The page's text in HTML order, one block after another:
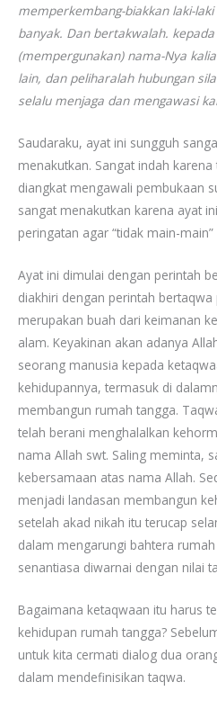
memperkembang-biakkan laki-
banyak. Dan bertakwalah.
(mempergunakan) nama-Nya
lain, dan peliharalah hubungan
selalu menjaga dan mengawasi
Saudaraku, ayat ini sungguh
menakutkan. Sangat indah
diangkat mengawali pembukaan
sangat menakutkan karena ayat
peringatan agar “tidak main-
Ayat ini dimulai dengan perintah
diakhiri dengan perintah
merupakan buah dari keimanan
alam. Keyakinan akan adanya
seorang manusia kepada
kehidupannya, termasuk di
membangun rumah tangga.
telah berani menghalalkan
nama Allah swt. Saling meminta,
kebersamaan atas nama Allah.
menjadi landasan membangun
setelah akad nikah itu terucap
dalam mengarungi bahtera
senantiasa diwarnai dengan nilai
Bagaimana ketaqwaan itu harus
kehidupan rumah tangga?
untuk kita cermati dialog dua
dalam mendefinisikan taqwa.